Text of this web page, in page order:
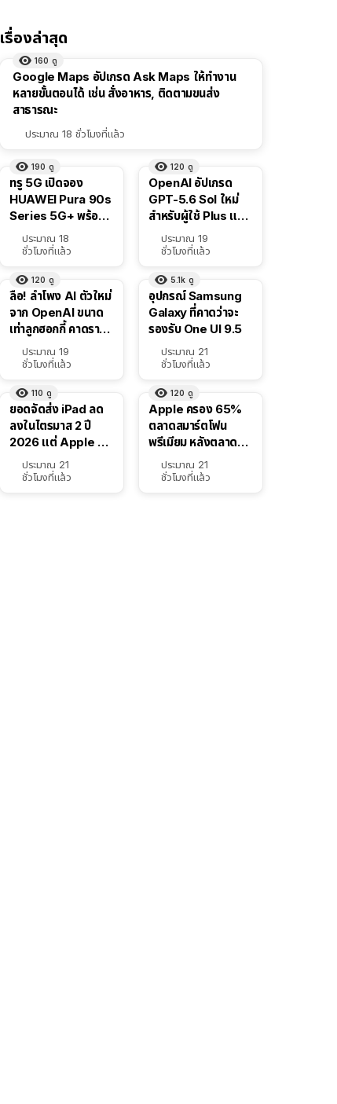
เรื่องล่าสุด
160 ดู
Google Maps อัปเกรด Ask Maps ให้ทำงาน
หลายขั้นตอนได้ เช่น สั่งอาหาร, ติดตามขนส่ง
สาธารณะ
ประมาณ 18 ชั่วโมงที่แล้ว
190 ดู
ทรู 5G เปิดจอง
HUAWEI Pura 90s
Series 5G+ พร้อม
ส่วนลดสูงสุด 19,400
บาท
ประมาณ 18
ชั่วโมงที่แล้ว
120 ดู
OpenAI อัปเกรด
GPT-5.6 Sol ใหม่
สำหรับผู้ใช้ Plus และ
Pro และขยาย GPT-
5.6 Luna ให้ผู้ใช้ฟรี
ประมาณ 19
ชั่วโมงที่แล้ว
120 ดู
ลือ! ลำโพง AI ตัวใหม่
จาก OpenAI ขนาด
เท่าลูกฮอกกี้ คาดราคา
เริ่มราว 10,000 บาท
ประมาณ 19
ชั่วโมงที่แล้ว
5.1k ดู
อุปกรณ์ Samsung
Galaxy ที่คาดว่าจะ
รองรับ One UI 9.5
ประมาณ 21
ชั่วโมงที่แล้ว
110 ดู
ยอดจัดส่ง iPad ลด
ลงในไตรมาส 2 ปี
2026 แต่ Apple ยัง
ครองผู้นำตลาด
แท็บเล็ต
ประมาณ 21
ชั่วโมงที่แล้ว
120 ดู
Apple ครอง 65%
ตลาดสมาร์ตโฟน
พรีเมียม หลังตลาดทำ
สถิติสูงสุดใหม่
ประมาณ 21
ชั่วโมงที่แล้ว